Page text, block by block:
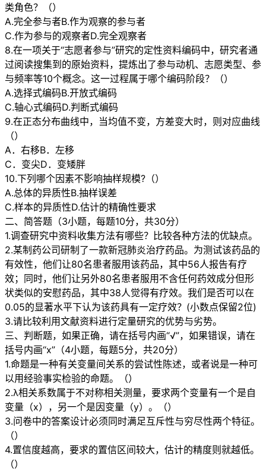
类角色？（）
A.完全参与者B.作为观察的参与者
C.作为参与的观察者D.完全观察者
8.在一项关于“志愿者参与”研究的定性资料编码中，研究者通
过阅读搜集到的原始资料，提炼出了参与动机、志愿类型、参
与频率等10个概念。这一过程属于哪个编码阶段？（）
A.选择式编码B.开放式编码
C.轴心式编码D.判断式编码
9.在正态分布曲线中，当均值不变，方差变大时，则对应曲线
（）
A．右移B．左移
C．变尖D．变矮胖
10.下列哪个因素不影响抽样规模?（）
A.总体的异质性B.抽样误差
C.样本的异质性D.估计的精确性要求
二、简答题（3小题，每题10分，共30分）
1.调查研究中资料收集方法有哪些？比较各种方法的优缺点。
2.某制药公司研制了一款新冠肺炎治疗药品。为测试该药品的
有效性，他们让80名患者服用该药品，其中56人报告有疗
效；同时，他们让另外80名患者服用不含任何药效成分但形
状类似的安慰药品，其中38人觉得有疗效。我们是否可以在
0.05的显著水平下认为该药具有一定疗效？(小数点保留2位)
3.请比较利用文献资料进行定量研究的优势与劣势。
三、判断题，如果正确，请在括号内画“√”，如果错误，请在
括号内画“x”（4小题，每题5分，共20分）
1.命题是一种有关变量间关系的尝试性陈述，或者说是一种可
以用经验事实检验的命题。（）
2.λ相关系数属于不对称相关测量，要求两个变量有一个是自
变量（x），另一个是因变量（y）。（）
3.问卷中的答案设计必须同时满足互斥性与穷尽性两个特征。
（）
4.置信度越高，要求的置信区间较大，估计的精度则就越低。
（）